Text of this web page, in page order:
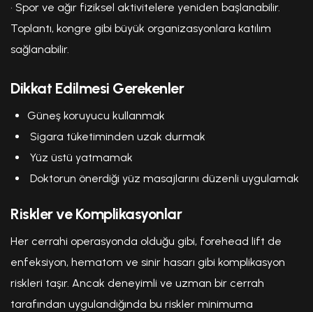
• Spor ve ağır fiziksel aktivitelere yeniden başlanabilir.
Toplantı, kongre gibi büyük organizasyonlara katılım
sağlanabilir.
Dikkat Edilmesi Gerekenler
Güneş koruyucu kullanmak
Sigara tüketiminden uzak durmak
Yüz üstü yatmamak
Doktorun önerdiği yüz masajlarını düzenli uygulamak
Riskler ve Komplikasyonlar
Her cerrahi operasyonda olduğu gibi, forehead lift de
enfeksiyon, hematom ve sinir hasarı gibi komplikasyon
riskleri taşır. Ancak deneyimli ve uzman bir cerrah
tarafından uygulandığında bu riskler minimuma